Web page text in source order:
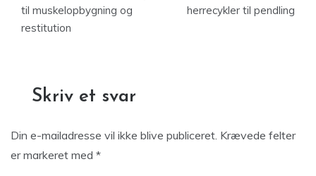
til muskelopbygning og
restitution
herrecykler til pendling
Skriv et svar
Din e-mailadresse vil ikke blive publiceret. Krævede felter
er markeret med *